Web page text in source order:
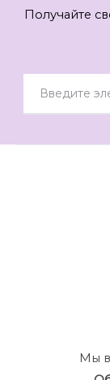
Получайте
Мы в